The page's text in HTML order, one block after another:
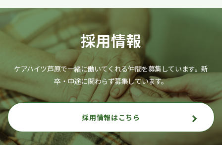
採用情報
ケアハイツ芦原で一緒に働いてくれる仲間を募集しています。新
卒・中途に関わらず募集しています。
採用情報はこちら